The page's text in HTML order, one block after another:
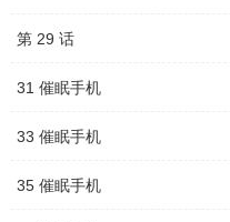
第 29 话
31 催眠手机
33 催眠手机
35 催眠手机